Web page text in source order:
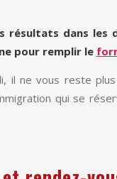
résultats dans les
pour remplir le
ne vous reste plus
qui se